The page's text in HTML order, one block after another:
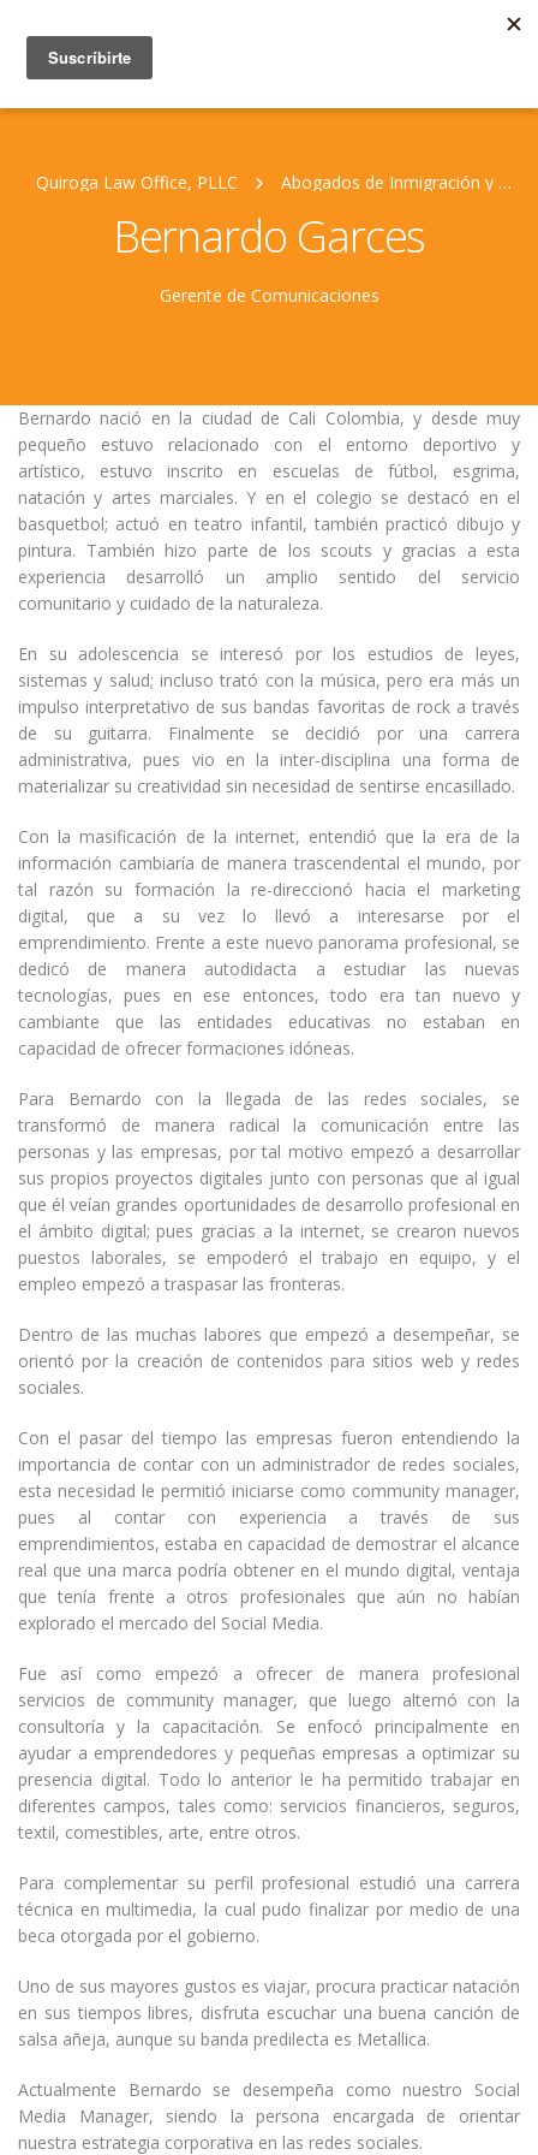
Quiroga Law Office, PLLC Abogados de Inmigración y Personal Jurídico
Bernardo Garces
Gerente de Comunicaciones
Bernardo nació en la ciudad de Cali Colombia, y desde muy
pequeño estuvo relacionado con el entorno deportivo y
artístico, estuvo inscrito en escuelas de fútbol, esgrima,
natación y artes marciales. Y en el colegio se destacó en el
basquetbol; actuó en teatro infantil, también practicó dibujo y
pintura. También hizo parte de los scouts y gracias a esta
experiencia desarrolló un amplio sentido del servicio
comunitario y cuidado de la naturaleza.
En su adolescencia se interesó por los estudios de leyes,
sistemas y salud; incluso trató con la música, pero era más un
impulso interpretativo de sus bandas favoritas de rock a través
de su guitarra. Finalmente se decidió por una carrera
administrativa, pues vio en la inter-disciplina una forma de
materializar su creatividad sin necesidad de sentirse encasillado.
Con la masificación de la internet, entendió que la era de la
información cambiaría de manera trascendental el mundo, por
tal razón su formación la re-direccionó hacia el marketing
digital, que a su vez lo llevó a interesarse por el
emprendimiento. Frente a este nuevo panorama profesional, se
dedicó de manera autodidacta a estudiar las nuevas
tecnologías, pues en ese entonces, todo era tan nuevo y
cambiante que las entidades educativas no estaban en
capacidad de ofrecer formaciones idóneas.
Para Bernardo con la llegada de las redes sociales, se
transformó de manera radical la comunicación entre las
personas y las empresas, por tal motivo empezó a desarrollar
sus propios proyectos digitales junto con personas que al igual
que él veían grandes oportunidades de desarrollo profesional en
el ámbito digital; pues gracias a la internet, se crearon nuevos
puestos laborales, se empoderó el trabajo en equipo, y el
empleo empezó a traspasar las fronteras.
Dentro de las muchas labores que empezó a desempeñar, se
orientó por la creación de contenidos para sitios web y redes
sociales.
Con el pasar del tiempo las empresas fueron entendiendo la
importancia de contar con un administrador de redes sociales,
esta necesidad le permitió iniciarse como community manager,
pues al contar con experiencia a través de sus
emprendimientos, estaba en capacidad de demostrar el alcance
real que una marca podría obtener en el mundo digital, ventaja
que tenía frente a otros profesionales que aún no habían
explorado el mercado del Social Media.
Fue así como empezó a ofrecer de manera profesional
servicios de community manager, que luego alternó con la
consultoría y la capacitación. Se enfocó principalmente en
ayudar a emprendedores y pequeñas empresas a optimizar su
presencia digital. Todo lo anterior le ha permitido trabajar en
diferentes campos, tales como: servicios financieros, seguros,
textil, comestibles, arte, entre otros.
Para complementar su perfil profesional estudió una carrera
técnica en multimedia, la cual pudo finalizar por medio de una
beca otorgada por el gobierno.
Uno de sus mayores gustos es viajar, procura practicar natación
en sus tiempos libres, disfruta escuchar una buena canción de
salsa añeja, aunque su banda predilecta es Metallica.
Actualmente Bernardo se desempeña como nuestro Social
Media Manager, siendo la persona encargada de orientar
nuestra estrategia corporativa en las redes sociales.